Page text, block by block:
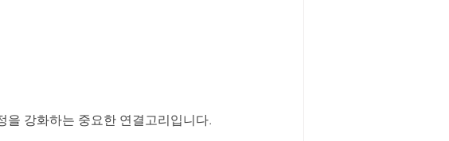
을 강화하는 중요한 연결고리입니다.